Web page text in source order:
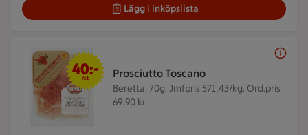
Lägg i inköpslista
Prosciutto Toscano
Beretta. 70g. Jmfpris 571:43/kg. Ord.pris
69:90 kr.
40 kr/st
40:-
/st